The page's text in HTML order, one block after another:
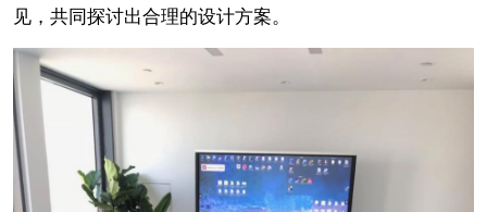
见，共同探讨出合理的设计方案。